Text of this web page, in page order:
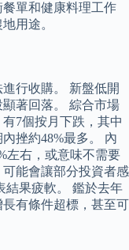
單和健康料理工作
用途。
行收購。 新盤低開
著回落。 綜合市場
7個按月下跌，其中
挫約48%最多。 內
左右，或意味不需要
能會讓部分投資者感
結果疲軟。 鑑於去年
有條件超標，甚至可